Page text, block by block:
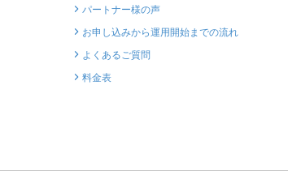
パートナー様の声
お申し込みから運用開始までの流れ
よくあるご質問
料金表